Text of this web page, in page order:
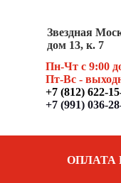
Звездная
дом 13, к. 7
Пн-Чт с 9:00
Пт-Вс -
+7 (812) 622-
+7 (991) 036-
ОПЛАТА